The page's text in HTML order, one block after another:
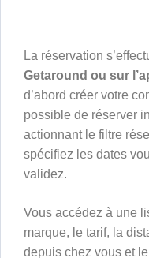
La réservation s’effe
Getaround ou sur
d’abord créer votre
possible de réserver
actionnant le filtre
spécifiez les dates
validez.
Vous accédez à une
marque, le tarif, la
depuis chez vous et